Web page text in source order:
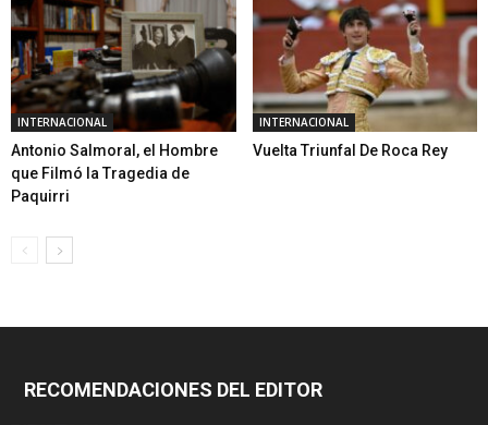
INTERNACIONAL
Antonio Salmoral, el Hombre
que Filmó la Tragedia de
Paquirri
INTERNACIONAL
Vuelta Triunfal De Roca Rey
RECOMENDACIONES DEL EDITOR